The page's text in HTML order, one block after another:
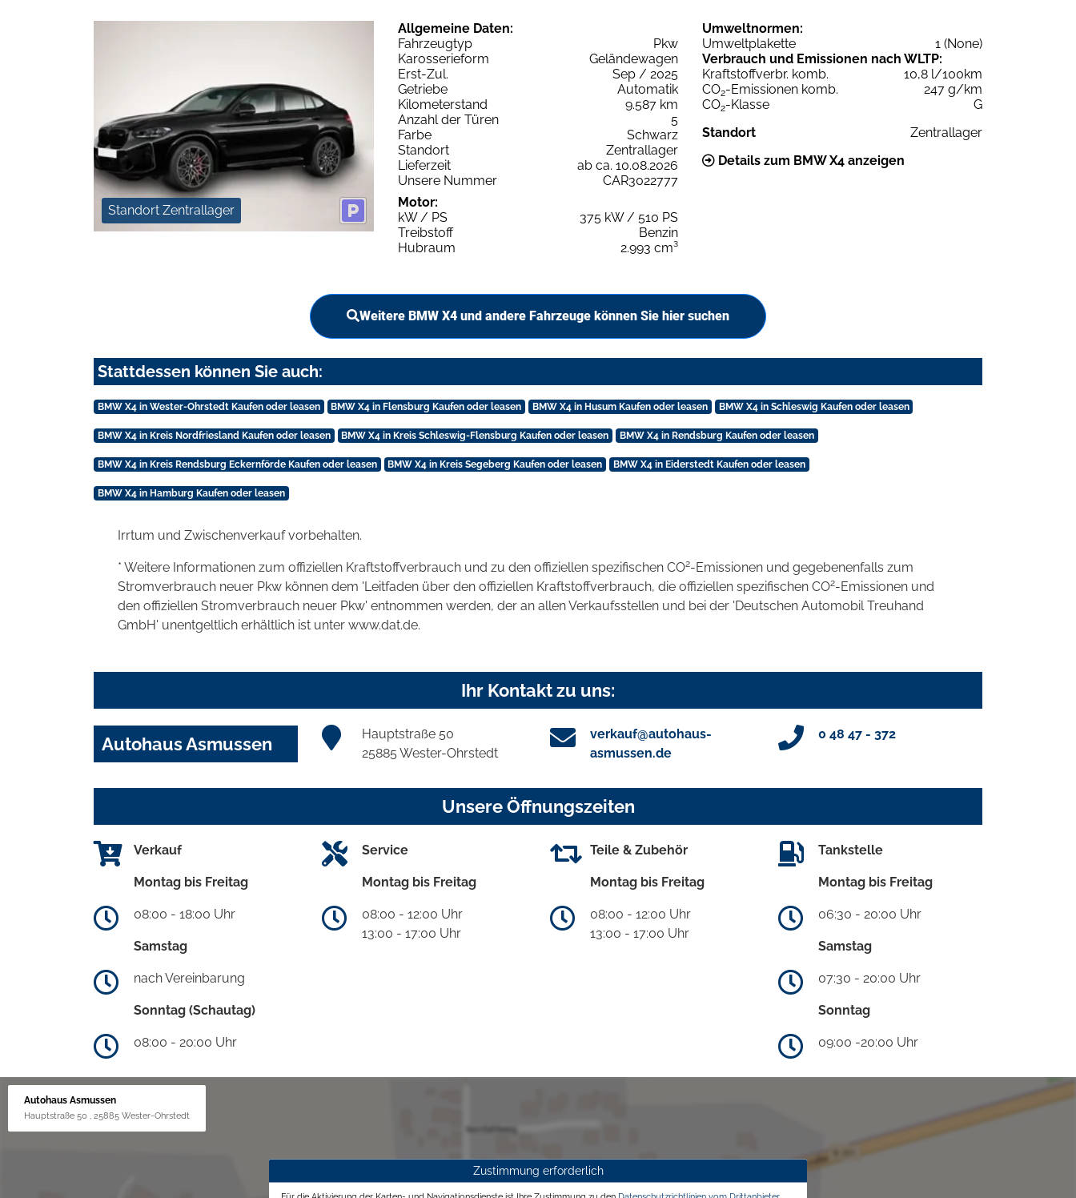
Standort Zentrallager
Allgemeine Daten:
Fahrzeugtyp
Pkw
Karosserieform
Geländewagen
Erst-Zul.
Sep / 2025
Getriebe
Automatik
Kilometerstand
9.587 km
Anzahl der Türen
5
Farbe
Schwarz
Standort
Zentrallager
Lieferzeit
ab ca. 10.08.2026
Unsere Nummer
CAR3022777
Motor:
kW / PS
375 kW / 510 PS
Treibstoff
Benzin
Hubraum
2.993 cm³
Umweltnormen:
Umweltplakette
1 (None)
Verbrauch und Emissionen nach WLTP:
Kraftstoffverbr. komb.
10,8 l/100km
CO2-Emissionen komb.
247 g/km
CO2-Klasse
G
Standort
Zentrallager
Details zum BMW X4 anzeigen
Weitere BMW X4 und andere Fahrzeuge können Sie hier suchen
Stattdessen können Sie auch:
BMW X4 in Wester-Ohrstedt Kaufen oder leasen BMW X4 in Flensburg Kaufen oder leasen BMW X4 in Husum Kaufen oder leasen BMW X4 in Schleswig Kaufen oder leasen
BMW X4 in Kreis Nordfriesland Kaufen oder leasen BMW X4 in Kreis Schleswig-Flensburg Kaufen oder leasen BMW X4 in Rendsburg Kaufen oder leasen
BMW X4 in Kreis Rendsburg Eckernförde Kaufen oder leasen BMW X4 in Kreis Segeberg Kaufen oder leasen BMW X4 in Eiderstedt Kaufen oder leasen
BMW X4 in Hamburg Kaufen oder leasen
Irrtum und Zwischenverkauf vorbehalten.
* Weitere Informationen zum offiziellen Kraftstoffverbrauch und zu den offiziellen spezifischen CO2-Emissionen und gegebenenfalls zum
Stromverbrauch neuer Pkw können dem 'Leitfaden über den offiziellen Kraftstoffverbrauch, die offiziellen spezifischen CO2-Emissionen und
den offiziellen Stromverbrauch neuer Pkw' entnommen werden, der an allen Verkaufsstellen und bei der 'Deutschen Automobil Treuhand
GmbH' unentgeltlich erhältlich ist unter www.dat.de.
Ihr Kontakt zu uns:
Autohaus Asmussen
Hauptstraße 50
25885 Wester-Ohrstedt
verkauf@autohaus-
asmussen.de
0 48 47 - 372
Unsere Öffnungszeiten
Verkauf
Montag bis Freitag
08:00 - 18:00 Uhr
Samstag
nach Vereinbarung
Sonntag (Schautag)
08:00 - 20:00 Uhr
Service
Montag bis Freitag
08:00 - 12:00 Uhr
13:00 - 17:00 Uhr
Teile & Zubehör
Montag bis Freitag
08:00 - 12:00 Uhr
13:00 - 17:00 Uhr
Tankstelle
Montag bis Freitag
06:30 - 20:00 Uhr
Samstag
07:30 - 20:00 Uhr
Sonntag
09:00 -20:00 Uhr
Autohaus Asmussen
Hauptstraße 50 , 25885 Wester-Ohrstedt
Zustimmung erforderlich